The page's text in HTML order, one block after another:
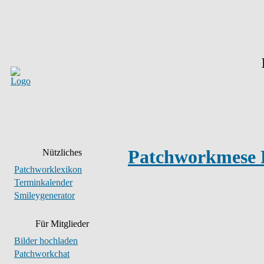
Nützliches
Patchworklexikon
Terminkalender
Smileygenerator
Für Mitglieder
Bilder hochladen
Patchworkchat
Patchworkmese